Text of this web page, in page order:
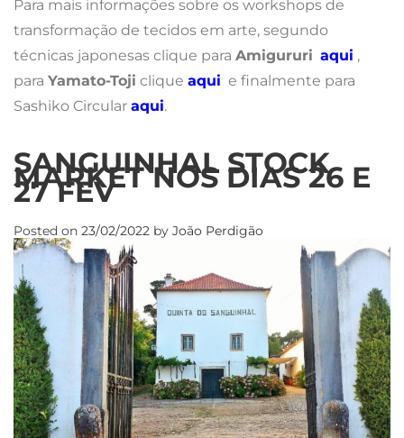
Para mais informações sobre os workshops de
transformação de tecidos em arte, segundo
técnicas japonesas clique para Amigururi aqui ,
para Yamato-Toji clique aqui e finalmente para
Sashiko Circular aqui.
SANGUINHAL STOCK
MARKET NOS DIAS 26 E
27 FEV
Posted on 23/02/2022 by João Perdigão